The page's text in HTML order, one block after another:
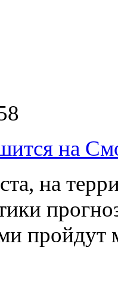
на
на